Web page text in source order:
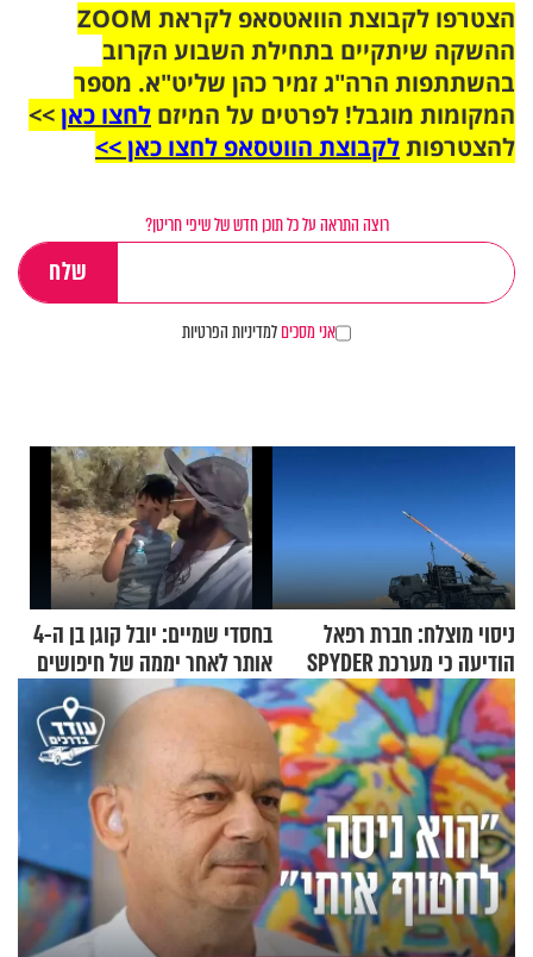
הצטרפו לקבוצת הוואטסאפ לקראת ZOOM
ההשקה שיתקיים בתחילת השבוע הקרוב
בהשתתפות הרה"ג זמיר כהן שליט"א. מספר
המקומות מוגבל! לפרטים על המיזם לחצו כאן>>
להצטרפותלקבוצת הווטסאפ לחצו כאן >>
רוצה התראה על כל תוכן חדש של שיפי חריטן?
אני מסכיםלמדיניות הפרטיות
ניסוי מוצלח: חברת רפאל
הודיעה כי מערכת SPYDER
הצליחה ליירט כטב"ם
בחסדי שמיים: יובל קוגן בן ה-4
אותר לאחר יממה של חיפושים